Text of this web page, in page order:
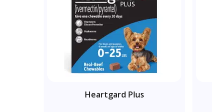
Heartgard Plus